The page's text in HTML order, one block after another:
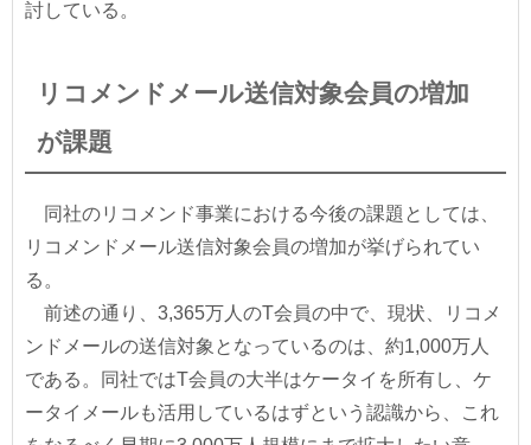
討している。
リコメンドメール送信対象会員の増加
が課題
同社のリコメンド事業における今後の課題としては、
リコメンドメール送信対象会員の増加が挙げられてい
る。
前述の通り、3,365万人のT会員の中で、現状、リコメ
ンドメールの送信対象となっているのは、約1,000万人
である。同社ではT会員の大半はケータイを所有し、ケ
ータイメールも活用しているはずという認識から、これ